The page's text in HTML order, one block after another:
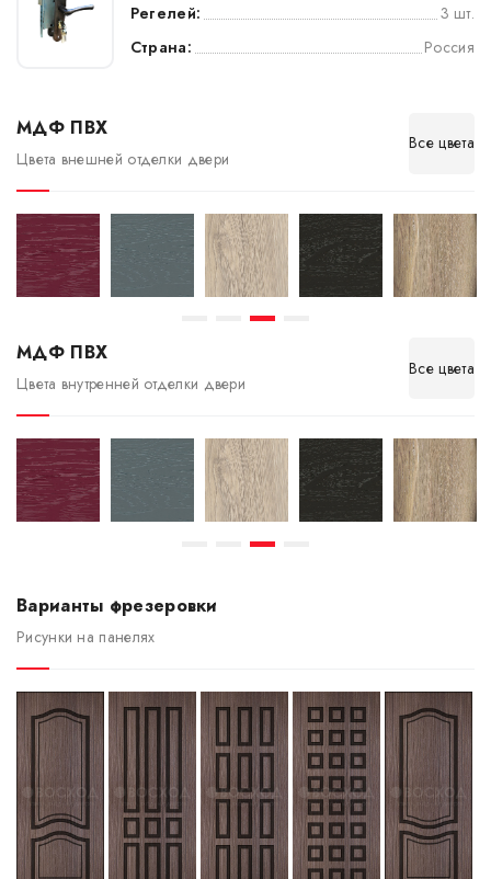
Регелей:
3 шт.
Страна:
Россия
МДФ ПВХ
Цвета внешней отделки двери
Все цвета
МДФ ПВХ
Цвета внутренней отделки двери
Все цвета
Варианты фрезеровки
Рисунки на панелях